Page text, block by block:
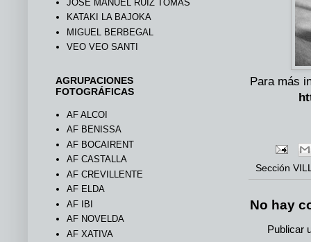
Para más
Sección
No hay
Publicar
JOSÉ MANUEL RUIZ TOMÁS
KATAKI LA BAJOKA
MIGUEL BERBEGAL
VEO VEO SANTI
AGRUPACIONES
FOTOGRÁFICAS
AF ALCOI
AF BENISSA
AF BOCAIRENT
AF CASTALLA
AF CREVILLENTE
AF ELDA
AF IBI
AF NOVELDA
AF XATIVA